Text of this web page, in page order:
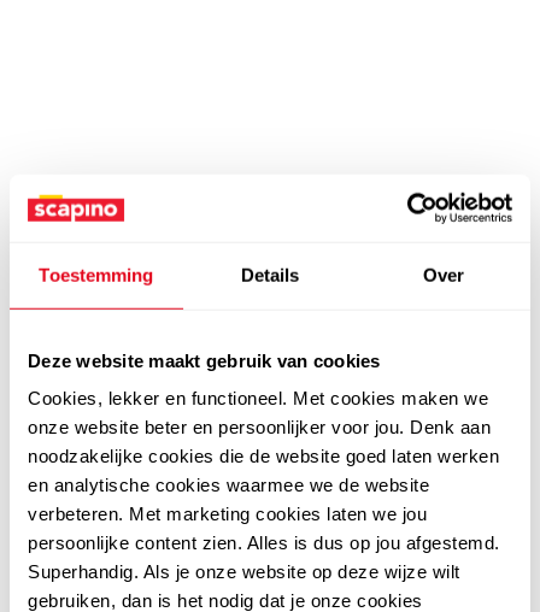
Toestemming Details Over
Deze website maakt gebruik van cookies
Cookies, lekker en functioneel. Met cookies maken we
onze website beter en persoonlijker voor jou. Denk aan
noodzakelijke cookies die de website goed laten werken
en analytische cookies waarmee we de website
verbeteren. Met marketing cookies laten we jou
persoonlijke content zien. Alles is dus op jou afgestemd.
Superhandig. Als je onze website op deze wijze wilt
gebruiken, dan is het nodig dat je onze cookies